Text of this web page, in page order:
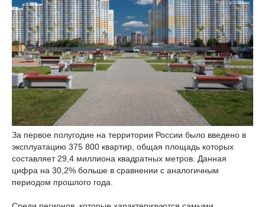
За первое полугодие на территории России было введено в
эксплуатацию 375 800 квартир, общая площадь которых
составляет 29,4 миллиона квадратных метров. Данная
цифра на 30,2% больше в сравнении с аналогичным
периодом прошлого года.